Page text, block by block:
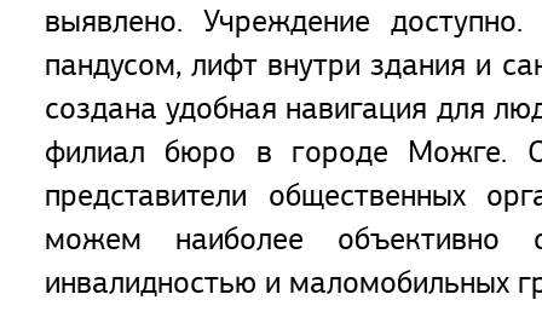
выявлено. Учреждение
пандусом, лифт внутри здания и
создана удобная навигация для
филиал бюро в городе Можге.
представители общественных
можем наиболее объективно
инвалидностью и маломобильных